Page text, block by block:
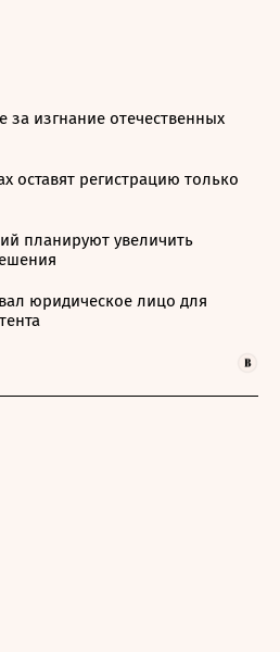
за изгнание отечественных
оставят регистрацию только
планируют увеличить
юридическое лицо для